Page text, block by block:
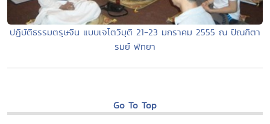
ปฏิบัติธรรมตรุษจีน แบบเจโตวิมุติ 21-23 มกราคม 2555 ณ ปัณฑิตา
รมย์ พัทยา
Go To Top